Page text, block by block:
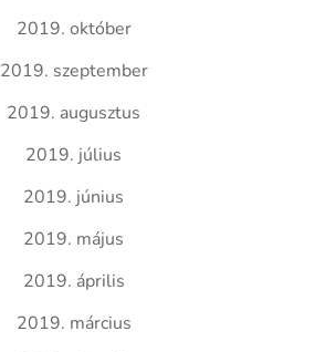
2019. október
2019. szeptember
2019. augusztus
2019. július
2019. június
2019. május
2019. április
2019. március